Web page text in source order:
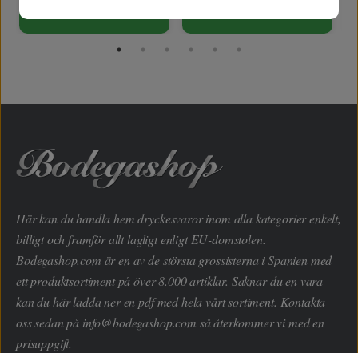
Här kan du handla hem dryckesvaror inom alla kategorier enkelt,
billigt och framför allt lagligt enligt EU-domstolen.
Bodegashop.com är en av de största grossisterna i Spanien med
ett produktsortiment på över 8.000 artiklar. Saknar du en vara
kan du här ladda ner en pdf med hela vårt sortiment. Kontakta
oss sedan på info@bodegashop.com så återkommer vi med en
prisuppgift.